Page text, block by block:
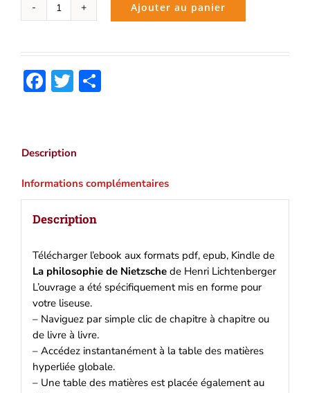
quantité
de
Nietzsche
Ebook
pdf,
Ajouter au panier
Facebook
Twitter
Description
Informations complémentaires
Description
Télécharger l’ebook aux formats pdf, epub, Kindle de
La philosophie de Nietzschede Henri Lichtenberger
L’ouvrage a été spécifiquement mis en forme pour
votre liseuse.
– Naviguez par simple clic de chapitre à chapitre ou
de livre à livre.
– Accédez instantanément à la table des matières
hyperliée globale.
– Une table des matières est placée également au